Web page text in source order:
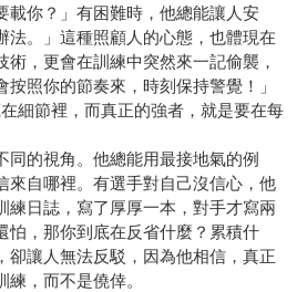
載你？」有困難時，他總能讓人安
法。」這種照顧人的心態，也體現在
，更會在訓練中突然來一記偷襲，
照你的節奏來，時刻保持警覺！」
細節裡，而真正的強者，就是要在每
同的視角。他總能用最接地氣的例
來自哪裡。有選手對自己沒信心，他
練日誌，寫了厚厚一本，對手才寫兩
怕，那你到底在反省什麼？累積什
卻讓人無法反駁，因為他相信，真正
，而不是僥倖。